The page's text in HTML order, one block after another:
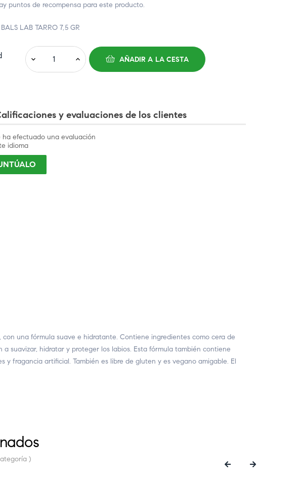
puntos de recompensa para este producto.
LAB TARRO 7,5 GR
AÑADIR A LA CESTA
y evaluaciones de los clientes
ha efectuado una evaluación
idioma
con una fórmula suave e hidratante. Contiene ingredientes como cera de
suavizar, hidratar y proteger los labios. Esta fórmula también contiene
fragancia artificial. También es libre de gluten y es vegano amigable. El
)